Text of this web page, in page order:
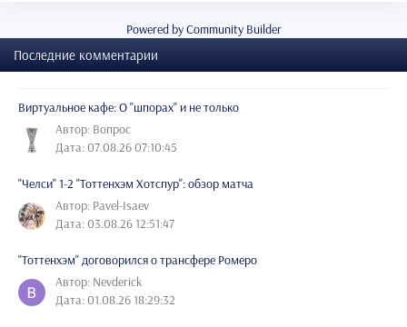
Powered by Community Builder
Последние комментарии
Виртуальное кафе: О "шпорах" и не только
Автор: Вопрос
Дата: 07.08.26 07:10:45
"Челси" 1-2 "Тоттенхэм Хотспур": обзор матча
Автор: Pavel-Isaev
Дата: 03.08.26 12:51:47
"Тоттенхэм" договорился о трансфере Ромеро
Автор: Nevderick
Дата: 01.08.26 18:29:32